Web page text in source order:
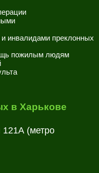
инвалидами преклонных
пожилым людям
в Харькове
121А (метро